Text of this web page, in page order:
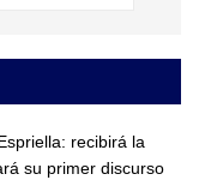
recibirá la
su primer discurso